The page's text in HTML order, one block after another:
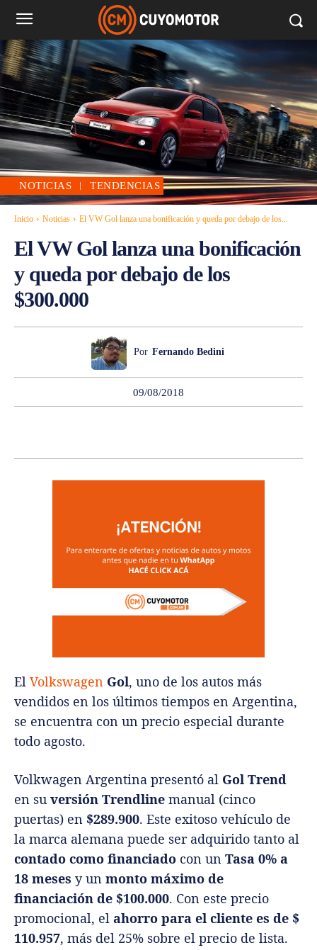
NOTICIAS TENDENCIAS
Inicio Noticias El VW Gol lanza una bonificación y queda por debajo de los...
El VW Gol lanza una bonificación
y queda por debajo de los
$300.000
Por Fernando Bedini
09/08/2018
El Volkswagen Gol, uno de los autos más
vendidos en los últimos tiempos en Argentina,
se encuentra con un precio especial durante
todo agosto.
Volkwagen Argentina presentó al Gol Trend
en su versión Trendline manual (cinco
puertas) en $289.900. Este exitoso vehículo de
la marca alemana puede ser adquirido tanto al
contado como financiado con un Tasa 0% a
18 meses y un monto máximo de
financiación de $100.000. Con este precio
promocional, el ahorro para el cliente es de $
110.957, más del 25% sobre el precio de lista.